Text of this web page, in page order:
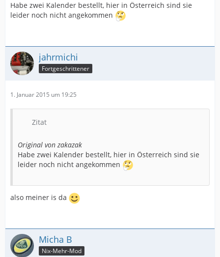
Habe zwei Kalender bestellt, hier in Österreich sind sie
leider noch nicht angekommen
jahrmichi
Fortgeschrittener
1. Januar 2015 um 19:25
Zitat
Original von zakazak
Habe zwei Kalender bestellt, hier in Österreich sind sie
leider noch nicht angekommen
also meiner is da
Micha B
Nix-Mehr-Mod